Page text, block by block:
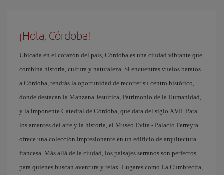
¡Hola, Córdoba!
Ubicada en el corazón del país, Córdoba es una ciudad vibrante que
combina historia, cultura y naturaleza. Si encuentras vuelos baratos
a Córdoba, tendrás la oportunidad de recorrer su centro histórico,
donde destacan la Manzana Jesuítica, Patrimonio de la Humanidad,
y la imponente Catedral de Córdoba, que data del siglo XVII. Para
los amantes del arte y la historia, el Museo Evita - Palacio Ferreyra
ofrece una colección impresionante en un edificio de arquitectura
francesa. Más allá de la ciudad, los paisajes serranos son perfectos
para quienes buscan aventura y relax. Lugares como La Cumbrecita,